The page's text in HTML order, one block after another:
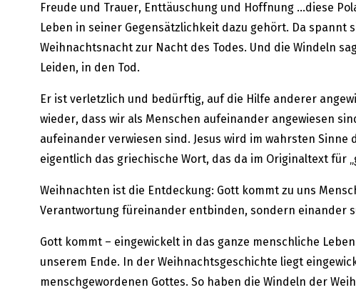
Freude und Trauer, Enttäuschung und Hoffnung …diese
Leben in seiner Gegensätzlichkeit dazu gehört. Da
Weihnachtsnacht zur Nacht des Todes. Und die Windeln
Leiden, in den Tod.
Er ist verletzlich und bedürftig, auf die Hilfe anderer
wieder, dass wir als Menschen aufeinander angewiesen
aufeinander verwiesen sind. Jesus wird im wahrsten
eigentlich das griechische Wort, das da im Originaltext für
Weihnachten ist die Entdeckung: Gott kommt zu uns
Verantwortung füreinander entbinden, sondern einander
Gott kommt – eingewickelt in das ganze menschliche
unserem Ende. In der Weihnachtsgeschichte liegt
menschgewordenen Gottes. So haben die Windeln der